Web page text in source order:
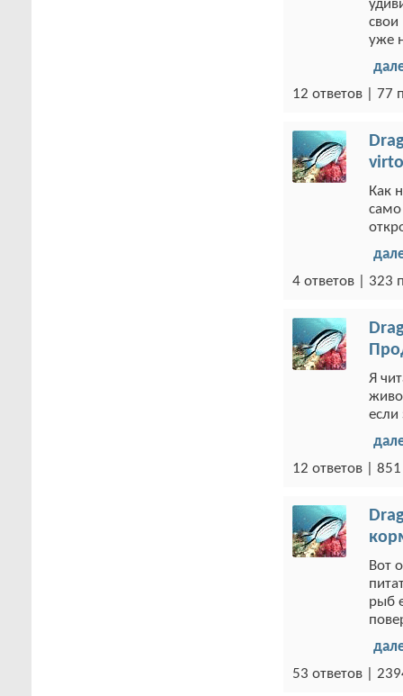
уже
12 ответов | 77
Как
4 ответов | 323
Я
если
12 ответов |
Вот
рыб
53 ответов |